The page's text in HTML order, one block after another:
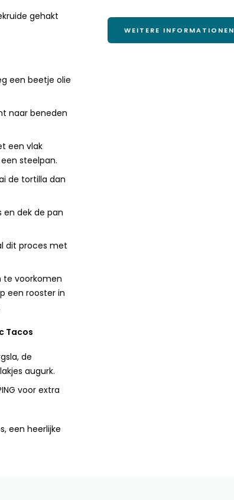
gehakt
een beetje olie
naar beneden
een vlak
steelpan.
de tortilla dan
en dek de pan
dit proces met
te voorkomen
een rooster in
Tacos
de
augurk.
voor extra
een heerlijke
WEITERE INFORMATIONEN